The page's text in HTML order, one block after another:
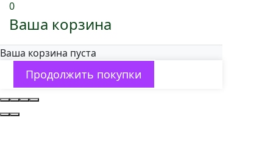
0
Ваша корзина
Ваша корзина пуста
Продолжить покупки